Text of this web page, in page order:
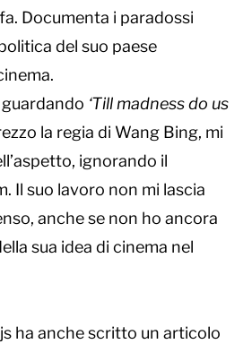
Documenta i paradossi
del suo paese
‘Till madness do us
la regia di Wang Bing, mi
ignorando il
Il suo lavoro non mi lascia
anche se non ho ancora
sua idea di cinema nel
ha anche scritto un articolo